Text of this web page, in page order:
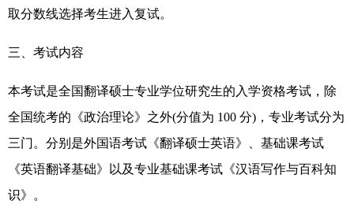
取分数线选择考生进入复试。
三、考试内容
本考试是全国翻译硕士专业学位研究生的入学资格考试，除
全国统考的《政治理论》之外(分值为 100 分)，专业考试分为
三门。分别是外国语考试《翻译硕士英语》、基础课考试
《英语翻译基础》以及专业基础课考试《汉语写作与百科知
识》。